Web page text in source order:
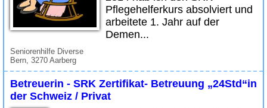
Pflegehelferkurs absolviert und
arbeitete 1. Jahr auf der
Demen...
Seniorenhilfe Diverse
Bern, 3270 Aarberg
Betreuerin - SRK Zertifikat- Betreuung „24Std“in
der Schweiz / Privat